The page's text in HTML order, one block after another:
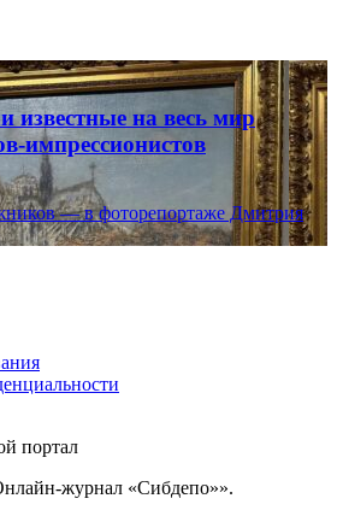
известные на весь мир
импрессионистов
— в фоторепортаже Дмитрия
портал
журнал «Сибдепо»».